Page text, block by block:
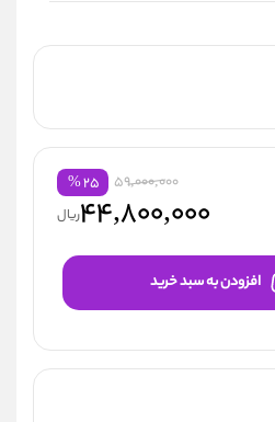
59,000,000 ۲۵%
۴۴,۸۰۰,۰۰۰ریال
افزودن به سبد خرید